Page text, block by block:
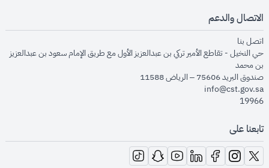
الاتصال والدعم
اتصل بنا
حي النخيل - تقاطع الأمير تركي بن عبدالعزيز الأول مع طريق الإمام سعود بن عبدالعزيز
بن محمد
صندوق البريد 75606 – الرياض 11588
info@cst.gov.sa
19966
تابعنا على
opens in new window
opens in new window
opens in new window
opens in new window
opens in new window
opens in new window
opens in new window